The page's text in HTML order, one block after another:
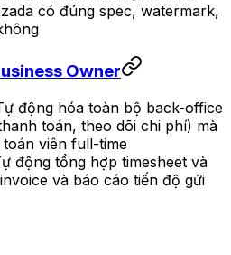
có đúng spec, watermark,
Owner
động hóa toàn bộ back-office
toán, theo dõi chi phí) mà
viên full-time
động tổng hợp timesheet và
và báo cáo tiến độ gửi